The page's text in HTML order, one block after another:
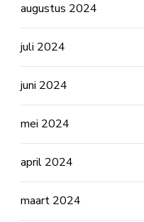
augustus 2024
juli 2024
juni 2024
mei 2024
april 2024
maart 2024